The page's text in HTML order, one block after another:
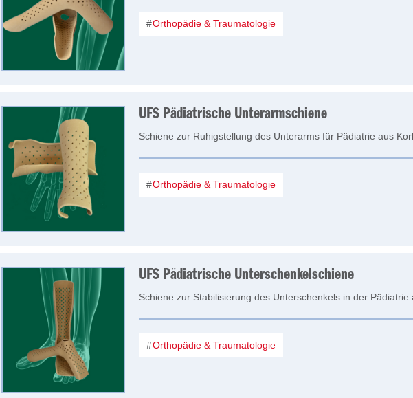
Orthopädie & Traumatologie
UFS Pädiatrische Unterarmschiene
Schiene zur Ruhigstellung des Unterarms für Pädiatrie aus
Orthopädie & Traumatologie
UFS Pädiatrische Unterschenkelschiene
Schiene zur Stabilisierung des Unterschenkels in der Pädiatrie
Orthopädie & Traumatologie